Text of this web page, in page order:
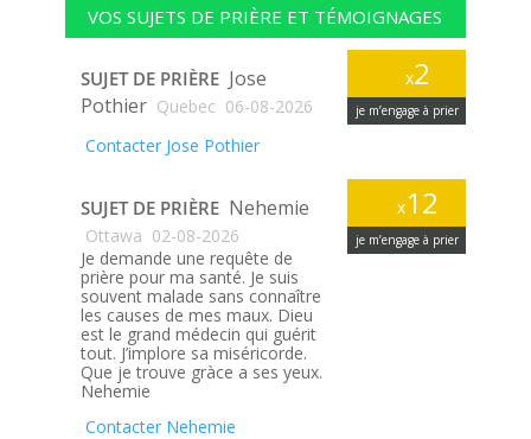
VOS SUJETS DE PRIÈRE ET TÉMOIGNAGES
x2
je m’engage à prier
SUJET DE PRIÈRE Jose
Pothier Quebec 06-08-2026
Contacter Jose Pothier
x12
je m’engage à prier
SUJET DE PRIÈRE Nehemie
Ottawa 02-08-2026
Je demande une requête de
prière pour ma santé. Je suis
souvent malade sans connaître
les causes de mes maux. Dieu
est le grand médecin qui guérit
tout. J’implore sa miséricorde.
Que je trouve gràce a ses yeux.
Nehemie
Contacter Nehemie